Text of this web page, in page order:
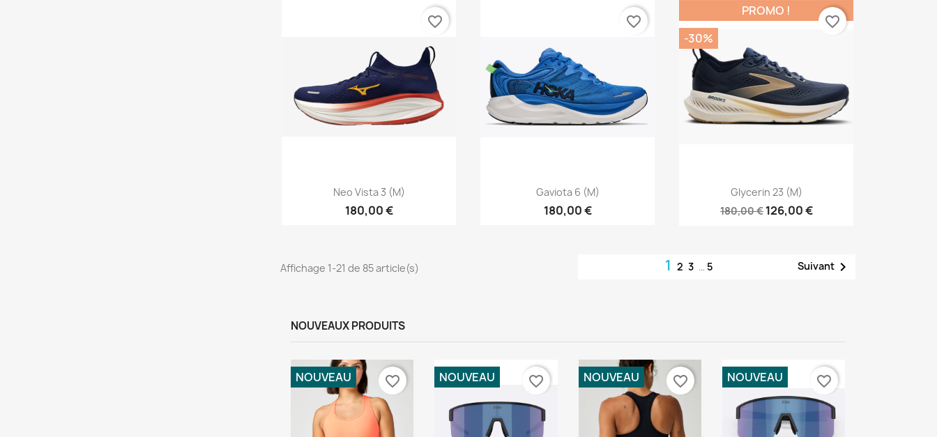
Aperçu rapide
Neo Vista 3 (M)
180,00 €
favorite_border
Aperçu rapide
Gaviota 6 (M)
180,00 €
favorite_border
Aperçu rapide
Glycerin 23 (M)
180,00 € 126,00 €
PROMO !
-30%
favorite_border
Affichage 1-21 de 85 article(s) 123 … 5 Suivant
NOUVEAUX PRODUITS
NOUVEAU favorite_border NOUVEAU favorite_border NOUVEAU favorite_border NOUVEAU favorite_border